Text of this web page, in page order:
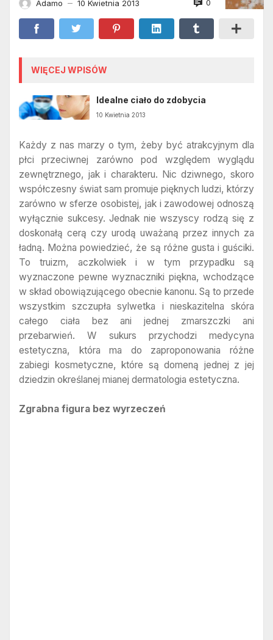
Adamo — 10 Kwietnia 2013 0
WIĘCEJ WPISÓW
Idealne ciało do zdobycia
10 Kwietnia 2013
Każdy z nas marzy o tym, żeby być atrakcyjnym dla
płci przeciwnej zarówno pod względem wyglądu
zewnętrznego, jak i charakteru. Nic dziwnego, skoro
współczesny świat sam promuje pięknych ludzi, którzy
zarówno w sferze osobistej, jak i zawodowej odnoszą
wyłącznie sukcesy. Jednak nie wszyscy rodzą się z
doskonałą cerą czy urodą uważaną przez innych za
ładną. Można powiedzieć, że są różne gusta i guściki.
To truizm, aczkolwiek i w tym przypadku są
wyznaczone pewne wyznaczniki piękna, wchodzące
w skład obowiązującego obecnie kanonu. Są to przede
wszystkim szczupła sylwetka i nieskazitelna skóra
całego ciała bez ani jednej zmarszczki ani
przebarwień. W sukurs przychodzi medycyna
estetyczna, która ma do zaproponowania różne
zabiegi kosmetyczne, które są domeną jednej z jej
dziedzin określanej mianej dermatologia estetyczna.
Zgrabna figura bez wyrzeczeń